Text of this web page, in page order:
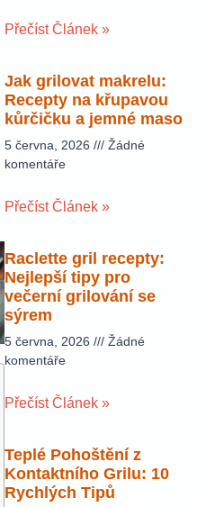
Přečíst Článek »
Jak grilovat makrelu:
Recepty na křupavou
kůrčičku a jemné maso
5 června, 2026
Žádné
komentáře
Přečíst Článek »
Raclette gril recepty:
Nejlepší tipy pro
večerní grilování se
sýrem
5 června, 2026
Žádné
komentáře
Přečíst Článek »
Teplé Pohoštění z
Kontaktního Grilu: 10
Rychlých Tipů